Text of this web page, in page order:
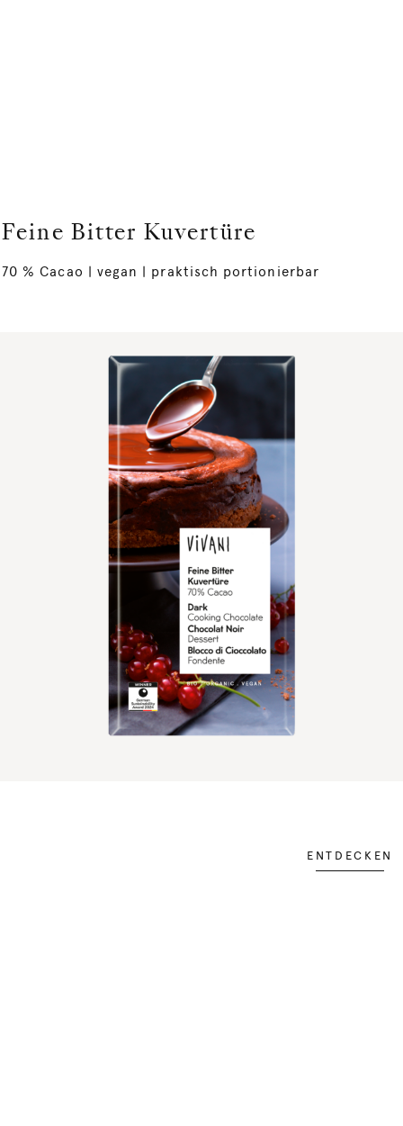
Feine Bitter Kuvertüre
70 % Cacao | vegan | praktisch portionierbar
ENTDECKEN